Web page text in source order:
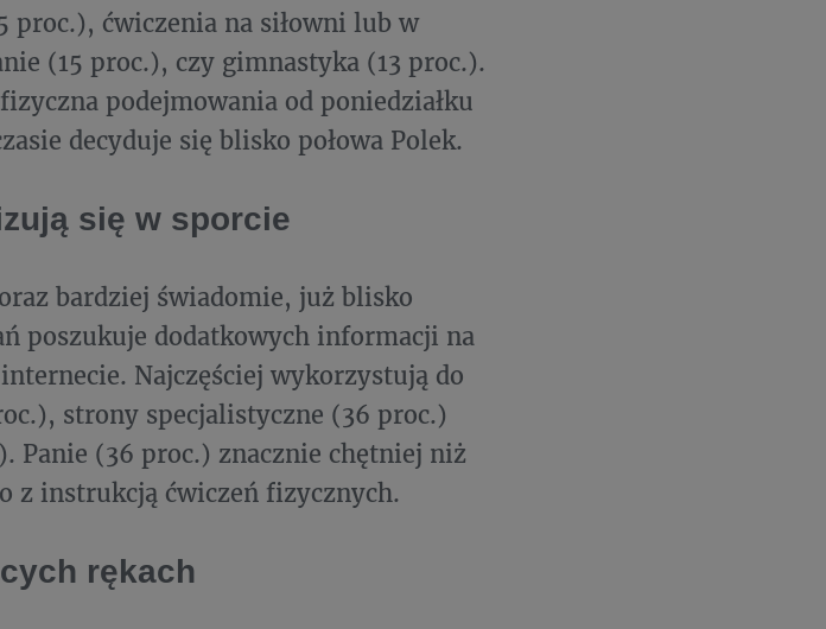
proc.), ćwiczenia na siłowni lub w
(15 proc.), czy gimnastyka (13 proc.).
podejmowania od poniedziałku
decyduje się blisko połowa Polek.
się w sporcie
bardziej świadomie, już blisko
poszukuje dodatkowych informacji na
Najczęściej wykorzystują do
strony specjalistyczne (36 proc.)
Panie (36 proc.) znacznie chętniej niż
z instrukcją ćwiczeń fizycznych.
rękach